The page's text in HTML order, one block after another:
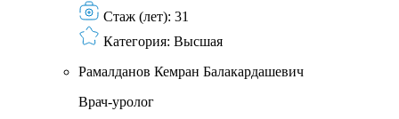
Стаж (лет): 31
Категория: Высшая
Рамалданов Кемран Балакардашевич
Врач-уролог